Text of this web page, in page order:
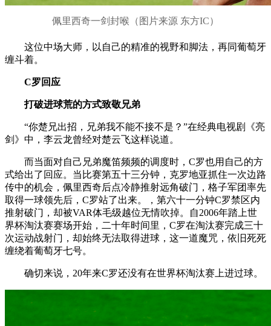
佩里西奇一剑封喉（图片来源 东方IC）
这位中场大师，以自己的精准的视野和脚法，再同葡萄牙
缠斗着。
C罗回应
打破进球荒的方式致敬兄弟
“你楚兄出招，兄弟我不能不接不是？”在经典电视剧《亮
剑》中，李云龙曾经对楚云飞这样说道。
而当面对自己兄弟魔笛频频的调度时，C罗也用自己的方
式给出了回应。当比赛第五十三分钟，克罗地亚抓住一次边路
传中的机会，佩里西奇后点冷静推射远角破门，格子军团率先
取得一球领先后，C罗站了出来。，第六十一分钟C罗禁区内
推射破门，却被VAR体毛级越位无情吹掉。自2006年踏上世
界杯淘汰赛赛场开始，二十年时间里，C罗在淘汰赛完成三十
次运动战射门，却始终无法取得进球，这一道魔咒，依旧死死
缠绕着葡萄牙七号。
确切来说，20年来C罗还没有在世界杯淘汰赛上进过球。